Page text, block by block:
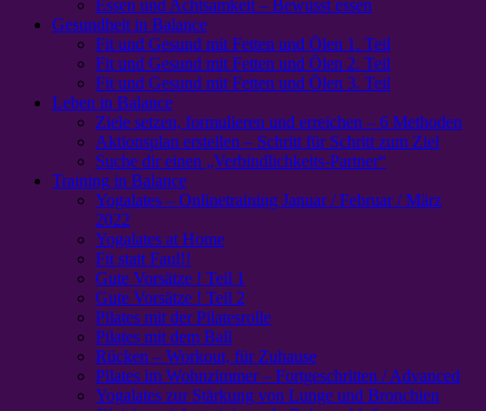
Essen und Achtsamkeit – Bewusst essen
Gesundheit in Balance
Fit und Gesund mit Fetten und Ölen 1. Teil
Fit und Gesund mit Fetten und Ölen 2. Teil
Fit und Gesund mit Fetten und Ölen 3. Teil
Leben in Balance
Ziele setzen, formulieren und erreichen – 6 Methoden
Aktionsplan erstellen – Schritt für Schritt zum Ziel
Suche dir einen „Verbindlichkeits-Partner“
Training in Balance
Yogalates – Onlinetraining Januar / Februar / März
2022
Yogalates at Home
Fit statt Faul!!
Gute Vorsätze ! Teil 1
Gute Vorsätze ! Teil 2
Pilates mit der Pilatesrolle
Pilates mit dem Ball
Rücken – Workout, für Zuhause
Pilates im Wohnzimmer – Fortgeschritten / Advanced
Yogalates zur Stärkung von Lunge und Bronchien